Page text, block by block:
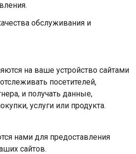
обслуживания и
на ваше устройство сайтами
посетителей,
и получать данные,
услуги или продукта.
нами для предоставления
сайтов.